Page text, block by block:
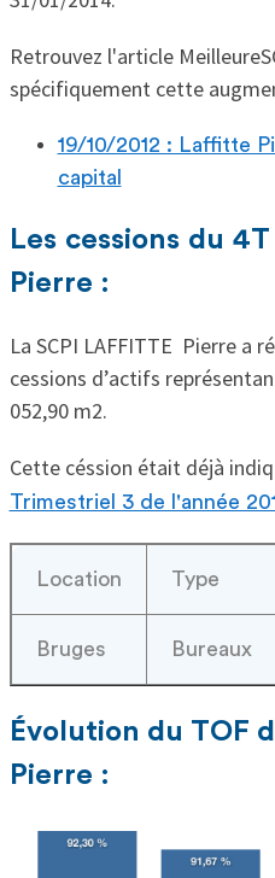
Retrouvez l'article
spécifiquement cette
19/10/2012 : Laffitte
capital
Les cessions du
Pierre :
La SCPI LAFFITTE Pierre a
cessions d’actifs
052,90 m2.
Cette céssion était déjà
Trimestriel 3 de l'année
Location Type
Bruges Bureaux
Évolution du TOF
Pierre :